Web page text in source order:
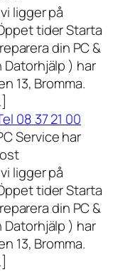
ligger på
tider Starta
din PC &
Datorhjälp ) har
13, Bromma.
08 37 21 00
Service har
ligger på
tider Starta
din PC &
Datorhjälp ) har
13, Bromma.